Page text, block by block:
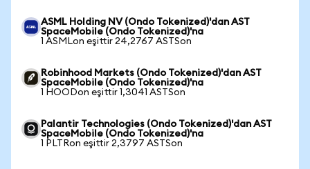
ASML Holding NV (Ondo Tokenized)'dan AST
SpaceMobile (Ondo Tokenized)'na
1 ASMLon eşittir 24,2767 ASTSon
Robinhood Markets (Ondo Tokenized)'dan AST
SpaceMobile (Ondo Tokenized)'na
1 HOODon eşittir 1,3041 ASTSon
Palantir Technologies (Ondo Tokenized)'dan AST
SpaceMobile (Ondo Tokenized)'na
1 PLTRon eşittir 2,3797 ASTSon